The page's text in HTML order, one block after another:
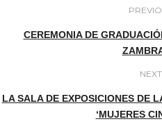
CEREMONIA DE
NEXT
LA SALA DE EXPOSICIONES DE
‘MUJERES